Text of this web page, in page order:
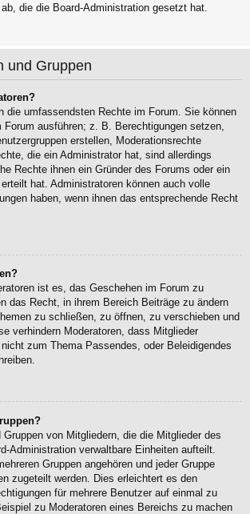
die die Board-Administration gesetzt hat.
und Gruppen
die umfassendsten Rechte im Forum. Sie können
ausführen; z. B. Berechtigungen setzen,
erstellen, Moderationsrechte
die ein Administrator hat, sind allerdings
Rechte ihnen ein Gründer des Forums oder ein
hat. Administratoren können auch volle
haben, wenn ihnen das entsprechende Recht
ist es, das Geschehen im Forum zu
das Recht, in ihrem Bereich Beiträge zu ändern
zu schließen, zu öffnen, zu verschieben und
verhindern Moderatoren, dass Mitglieder
nicht zum Thema Passendes, oder Beleidigendes
Gruppen von Mitgliedern, die die Mitglieder des
Administration verwaltbare Einheiten aufteilt.
Gruppen angehören und jeder Gruppe
zugeteilt werden. Dies erleichtert es den
für mehrere Benutzer auf einmal zu
zu Moderatoren eines Bereichs zu machen